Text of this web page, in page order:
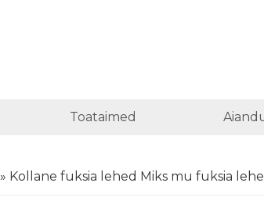
Toataimed
» Kollane fuksia lehed Miks mu fuksia